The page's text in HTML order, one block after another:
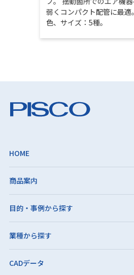
弱くコンパクト配管に最適
色、サイズ：5種。
HOME
商品案内
目的・事例から探す
業種から探す
CADデータ